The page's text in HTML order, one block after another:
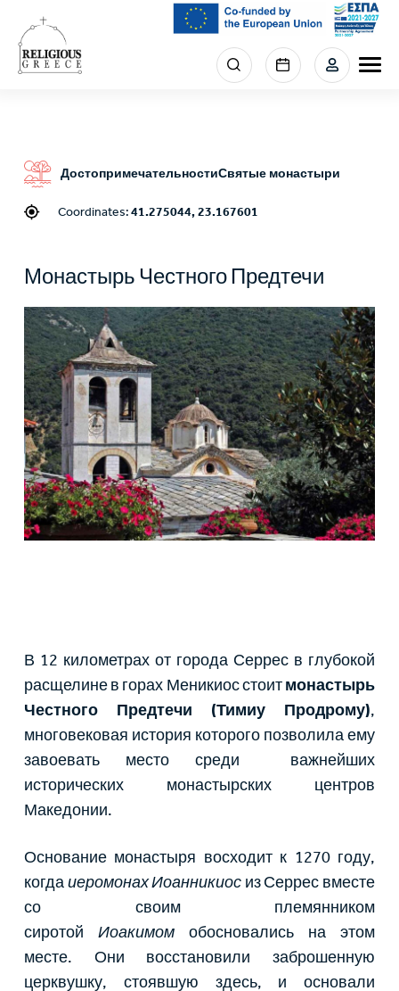
main
content
Menu
section
ДостопримечательностиСвятые монастыри
Coordinates:41.275044, 23.167601
Монастырь Честного Предтечи
В 12 километрах от города Серрес в глубокой
расщелине в горах Меникиос стоитмонастырь
Честного Предтечи (Тимиу Продрому),
многовековая история которого позволила ему
завоевать место среди важнейших
исторических монастырских центров
Македонии.
Основание монастыря восходит к 1270 году,
когдаиеромонах Иоанникиос из Серрес вместе
со своим племянником
сиротой Иоакимом обосновались на этом
месте. Они восстановили заброшенную
церквушку, стоявшую здесь, и основали